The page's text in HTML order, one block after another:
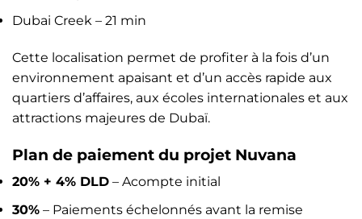
Dubai Creek – 21 min
Cette localisation permet de profiter à la fois d’un
environnement apaisant et d’un accès rapide aux
quartiers d’affaires, aux écoles internationales et aux
attractions majeures de Dubaï.
Plan de paiement du projet Nuvana
20% + 4% DLD – Acompte initial
30% – Paiements échelonnés avant la remise